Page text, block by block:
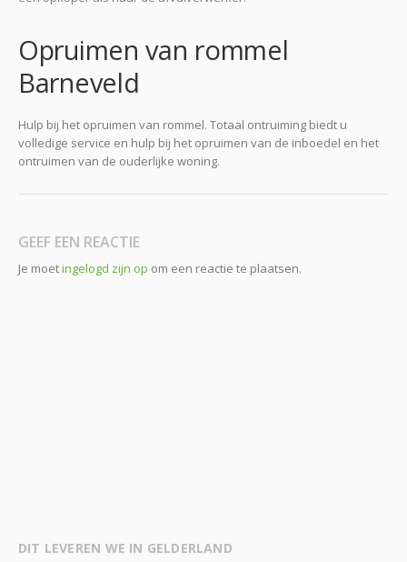
Opruimen van rommel
Barneveld
Hulp bij het opruimen van rommel. Totaal ontruiming biedt u
volledige service en hulp bij het opruimen van de inboedel en het
ontruimen van de ouderlijke woning.
GEEF EEN REACTIE
Je moetingelogd zijn op om een reactie te plaatsen.
DIT LEVEREN WE IN GELDERLAND